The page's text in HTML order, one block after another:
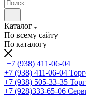
Каталог
По всему сайту
По каталогу
+7 (938) 411-06-04
+7 (938) 411-06-04
+7 (938) 505-33-35
+7 (928)333-65-06